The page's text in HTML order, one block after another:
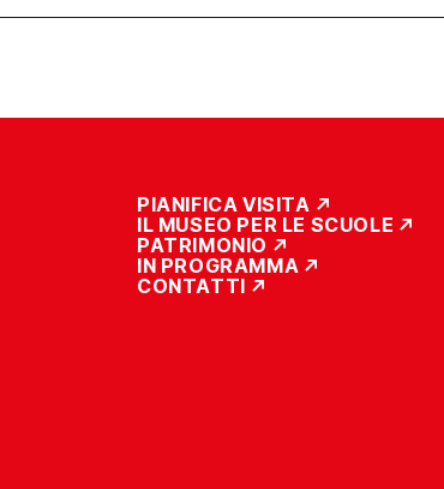
PIANIFICA VISITA
IL MUSEO PER LE SCUOLE
PATRIMONIO
IN PROGRAMMA
CONTATTI